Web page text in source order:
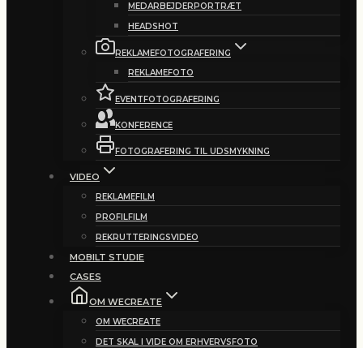
MEDARBEJDERPORTRÆT
HEADSHOT
REKLAMEFOTOGRAFERING
REKLAMEFOTO
EVENTFOTOGRAFERING
KONFERENCE
FOTOGRAFERING TIL UDSMYKNING
VIDEO
REKLAMEFILM
PROFILFILM
REKRUTTERINGSVIDEO
MOBILT STUDIE
CASES
OM WECREATE
OM WECREATE
DET SKAL I VIDE OM ERHVERVSFOTO